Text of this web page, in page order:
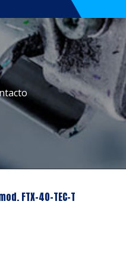
FTX-40-TEC-T